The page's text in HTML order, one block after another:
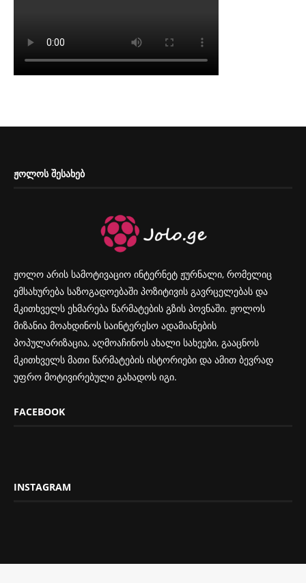
ᲟᲝᲚᲝᲡ ᲨᲔᲡᲐᲮᲔᲑ
ჟოლო არის სამოტივაციო ინტერნეტ ჟურნალი, რომელიც
ემსახურება საზოგადოებაში პოზიტივის გავრცელებას და
მკითხველს ეხმარება წარმატების გზის პოვნაში. ჟოლოს
მიზანია მოახდინოს საინტერესო ადამიანების
პოპულარიზაცია, აღმოაჩინოს ახალი სახეები, გააცნოს
მკითხველს მათი წარმატების ისტორიები და ამით ბევრად
უფრო მოტივირებული გახადოს იგი.
FACEBOOK
INSTAGRAM